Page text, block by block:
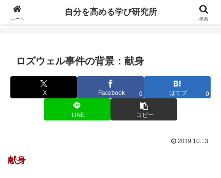
自分の価値を高めるための学びについて研究し、セミナーや情報（ブログ、動
ロズウェル事件の背景：献身
X Facebook 0 はてブ 0
LINE コピー
2019.10.13
献身
ホーム
自分を高める学び研究所
検索